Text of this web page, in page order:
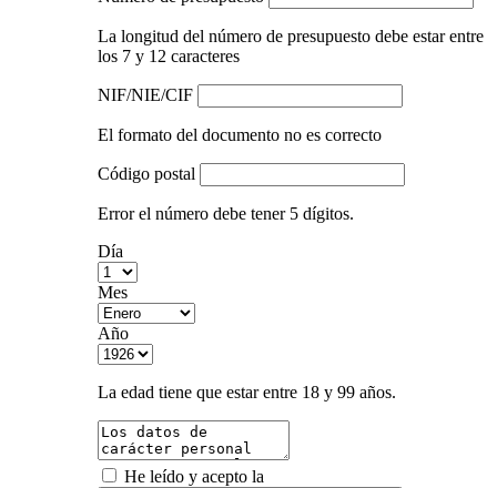
La longitud del número de presupuesto debe estar entre
los 7 y 12 caracteres
NIF/NIE/CIF
El formato del documento no es correcto
Código postal
Error el número debe tener 5 dígitos.
Día
Mes
Año
La edad tiene que estar entre 18 y 99 años.
He leído y acepto la